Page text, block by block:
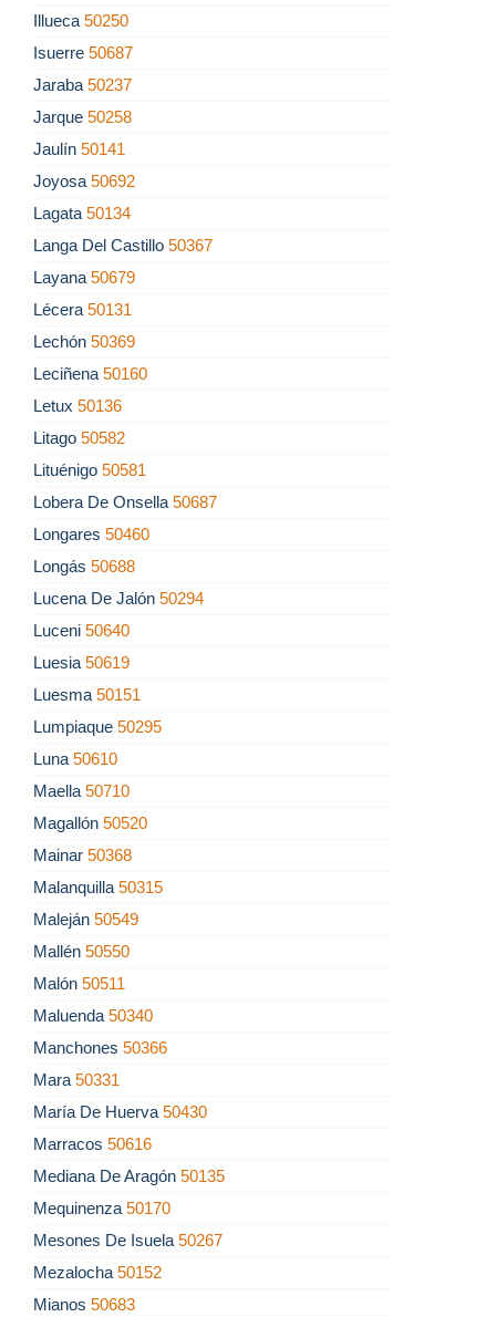
Illueca 50250
Isuerre 50687
Jaraba 50237
Jarque 50258
Jaulín 50141
Joyosa 50692
Lagata 50134
Langa Del Castillo 50367
Layana 50679
Lécera 50131
Lechón 50369
Leciñena 50160
Letux 50136
Litago 50582
Lituénigo 50581
Lobera De Onsella 50687
Longares 50460
Longás 50688
Lucena De Jalón 50294
Luceni 50640
Luesia 50619
Luesma 50151
Lumpiaque 50295
Luna 50610
Maella 50710
Magallón 50520
Mainar 50368
Malanquilla 50315
Maleján 50549
Mallén 50550
Malón 50511
Maluenda 50340
Manchones 50366
Mara 50331
María De Huerva 50430
Marracos 50616
Mediana De Aragón 50135
Mequinenza 50170
Mesones De Isuela 50267
Mezalocha 50152
Mianos 50683